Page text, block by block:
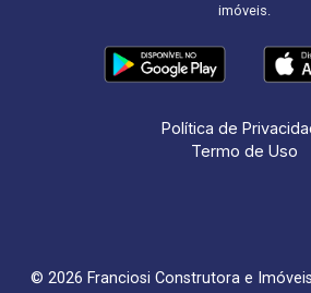
imóveis.
Política de
Termo de Uso
© 2026 Franciosi Construtora e